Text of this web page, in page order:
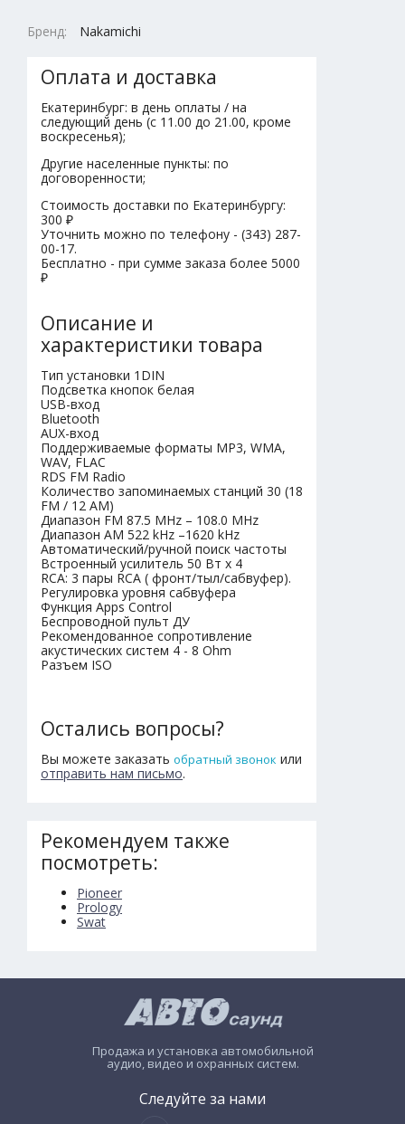
Бренд: Nakamichi
Оплата и доставка
Екатеринбург: в день оплаты / на
следующий день (с 11.00 до 21.00, кроме
воскресенья);
Другие населенные пункты: по
договоренности;
Стоимость доставки по Екатеринбургу:
300 ₽
Уточнить можно по телефону - (343) 287-
00-17.
Бесплатно - при сумме заказа более 5000
₽
Описание и
характеристики товара
Тип установки 1DIN
Подсветка кнопок белая
USB-вход
Bluetooth
AUX-вход
Поддерживаемые форматы MP3, WMA,
WAV, FLAC
RDS FM Radio
Количество запоминаемых станций 30 (18
FM / 12 AM)
Диапазон FM 87.5 MHz – 108.0 MHz
Диапазон AM 522 kHz –1620 kHz
Автоматический/ручной поиск частоты
Встроенный усилитель 50 Вт х 4
RCA: 3 пары RCA ( фронт/тыл/сабвуфер).
Регулировка уровня сабвуфера
Функция Apps Control
Беспроводной пульт ДУ
Рекомендованное сопротивление
акустических систем 4 - 8 Ohm
Разъем ISO
Остались вопросы?
Вы можете заказать обратный звонок или
отправить нам письмо.
Рекомендуем также
посмотреть:
Pioneer
Prology
Swat
Продажа и установка автомобильной
аудио, видео и охранных систем.
Следуйте за нами